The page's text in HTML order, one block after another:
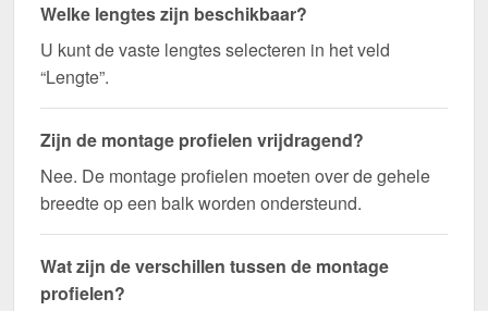
Welke lengtes zijn beschikbaar?
U kunt de vaste lengtes selecteren in het veld
“Lengte”.
Zijn de montage profielen vrijdragend?
Nee. De montage profielen moeten over de gehele
breedte op een balk worden ondersteund.
Wat zijn de verschillen tussen de montage
profielen?